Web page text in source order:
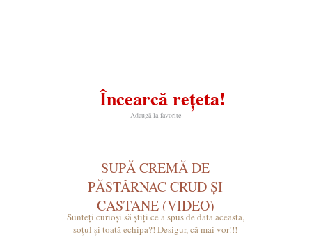
Încearcă rețeta!
Adaugă la favorite
SUPĂ CREMĂ DE
PĂSTÂRNAC CRUD ȘI
CASTANE (VIDEO)
Sunteți curioși să știți ce a spus de data aceasta,
soțul și toată echipa?! Desigur, că mai vor!!!